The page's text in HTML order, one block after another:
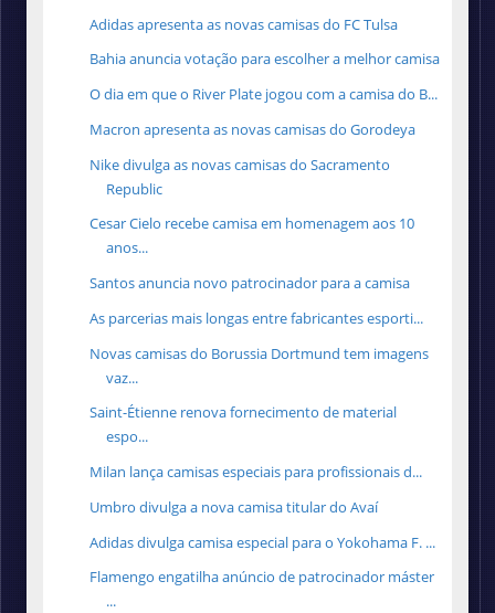
Adidas apresenta as novas camisas do FC Tulsa
Bahia anuncia votação para escolher a melhor camisa
O dia em que o River Plate jogou com a camisa do B...
Macron apresenta as novas camisas do Gorodeya
Nike divulga as novas camisas do Sacramento
Republic
Cesar Cielo recebe camisa em homenagem aos 10
anos...
Santos anuncia novo patrocinador para a camisa
As parcerias mais longas entre fabricantes esporti...
Novas camisas do Borussia Dortmund tem imagens
vaz...
Saint-Étienne renova fornecimento de material
espo...
Milan lança camisas especiais para profissionais d...
Umbro divulga a nova camisa titular do Avaí
Adidas divulga camisa especial para o Yokohama F. ...
Flamengo engatilha anúncio de patrocinador máster
...